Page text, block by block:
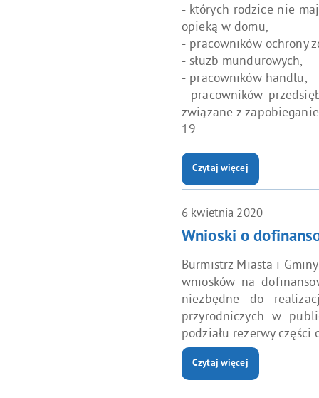
- których rodzice nie
opieką w domu,
- pracowników ochrony
- służb mundurowych,
- pracowników handlu,
- pracowników
związane z
19.
Czytaj więcej
o: Przedszkola otwarte od 11
6 kwietnia 2020
Wnioski o
Burmistrz Miasta i
wniosków na
niezbędne do
przyrodniczych w
podziału rezerwy
Czytaj więcej
o: Wnioski o dofinansowanie